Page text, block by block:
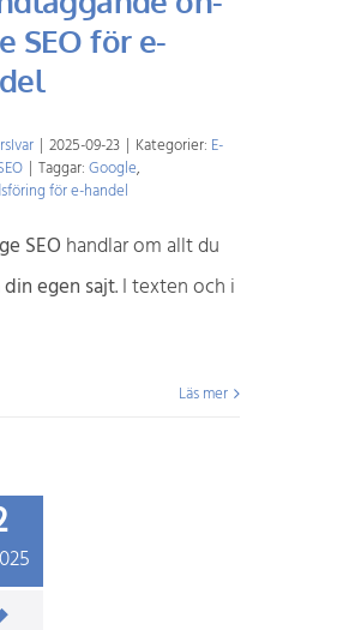
SEO för e-
| 2025-09-23 | Kategorier: E-
| Taggar:Google,
för e-handel
SEO handlar om allt du
din egen sajt. I texten och i
Läs mer